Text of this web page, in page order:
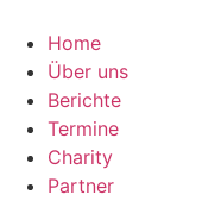
Inhalt
springen
Home
Über uns
Berichte
Termine
Charity
Partner